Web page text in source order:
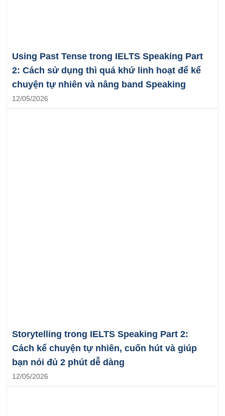
Using Past Tense trong IELTS Speaking Part
2: Cách sử dụng thì quá khứ linh hoạt để kể
chuyện tự nhiên và nâng band Speaking
12/05/2026
Storytelling trong IELTS Speaking Part 2:
Cách kể chuyện tự nhiên, cuốn hút và giúp
bạn nói đủ 2 phút dễ dàng
12/05/2026